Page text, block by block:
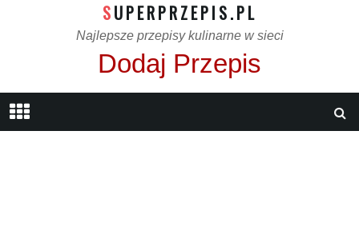
SUPERPRZEPIS.PL
Najlepsze przepisy kulinarne w sieci
Dodaj Przepis